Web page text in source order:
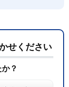
せください
？